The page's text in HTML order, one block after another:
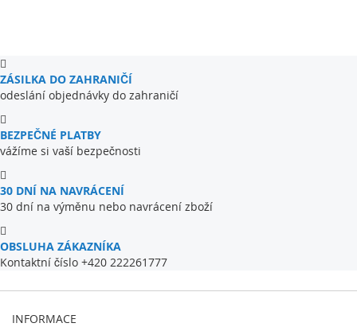
ZÁSILKA DO ZAHRANIČÍ
odeslání objednávky do zahraničí
BEZPEČNÉ PLATBY
vážíme si vaší bezpečnosti
30 DNÍ NA NAVRÁCENÍ
30 dní na výměnu nebo navrácení zboží
OBSLUHA ZÁKAZNÍKA
Kontaktní číslo +420 222261777
INFORMACE